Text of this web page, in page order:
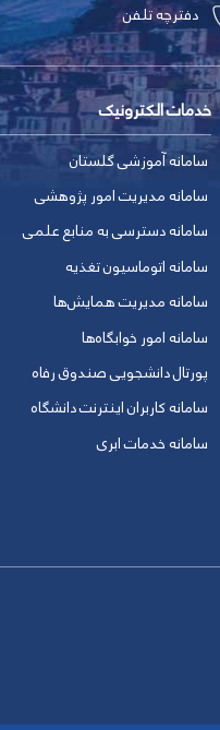
دفترچه تلفن
خدمات الکترونیک
سامانه آموزشی گلستان
سامانه مدیریت امور پژوهشی
سامانه دسترسی به منابع علمی
سامانه اتوماسیون تغذیه
سامانه مدیریت همایش‌ها
سامانه امور خوابگاه‌ها
پورتال دانشجویی صندوق رفاه
سامانه کاربران اینترنت دانشگاه
سامانه خدمات ابری